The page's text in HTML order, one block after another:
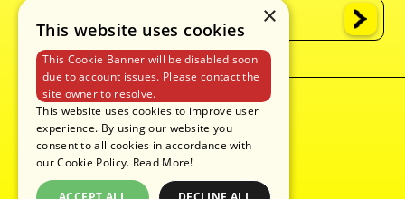
隐私使用条款cookie 政策
×
This website uses cookies
This Cookie Banner will be disabled soon
due to account issues. Please contact the
site owner to resolve.
This website uses cookies to improve user
experience. By using our website you
consent to all cookies in accordance with
our Cookie Policy. Read More!